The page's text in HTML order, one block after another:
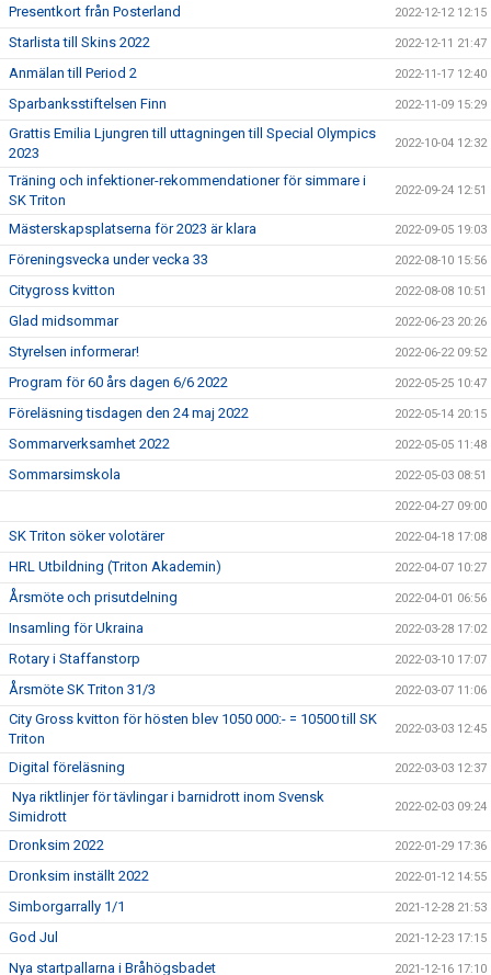
Presentkort från Posterland 2022-12-12 12:15
Starlista till Skins 2022 2022-12-11 21:47
Anmälan till Period 2 2022-11-17 12:40
Sparbanksstiftelsen Finn 2022-11-09 15:29
Grattis Emilia Ljungren till uttagningen till Special Olympics
2023
2022-10-04 12:32
Träning och infektioner-rekommendationer för simmare i
SK Triton
2022-09-24 12:51
Mästerskapsplatserna för 2023 är klara 2022-09-05 19:03
Föreningsvecka under vecka 33 2022-08-10 15:56
Citygross kvitton 2022-08-08 10:51
Glad midsommar 2022-06-23 20:26
Styrelsen informerar! 2022-06-22 09:52
Program för 60 års dagen 6/6 2022 2022-05-25 10:47
Föreläsning tisdagen den 24 maj 2022 2022-05-14 20:15
Sommarverksamhet 2022 2022-05-05 11:48
Sommarsimskola 2022-05-03 08:51
2022-04-27 09:00
SK Triton söker volotärer 2022-04-18 17:08
HRL Utbildning (Triton Akademin) 2022-04-07 10:27
Årsmöte och prisutdelning 2022-04-01 06:56
Insamling för Ukraina 2022-03-28 17:02
Rotary i Staffanstorp 2022-03-10 17:07
Årsmöte SK Triton 31/3 2022-03-07 11:06
City Gross kvitton för hösten blev 1050 000:- = 10500 till SK
Triton
2022-03-03 12:45
Digital föreläsning 2022-03-03 12:37
Nya riktlinjer för tävlingar i barnidrott inom Svensk
Simidrott
2022-02-03 09:24
Dronksim 2022 2022-01-29 17:36
Dronksim inställt 2022 2022-01-12 14:55
Simborgarrally 1/1 2021-12-28 21:53
God Jul 2021-12-23 17:15
Nya startpallarna i Bråhögsbadet 2021-12-16 17:10